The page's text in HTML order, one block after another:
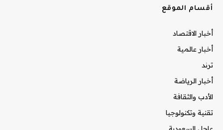
أقسام الموقع
أخبار الاقتصاد
أخبار عالمية
ترند
أخبار الرياضة
الأدب والثقافة
تقنية وتكنولوجيا